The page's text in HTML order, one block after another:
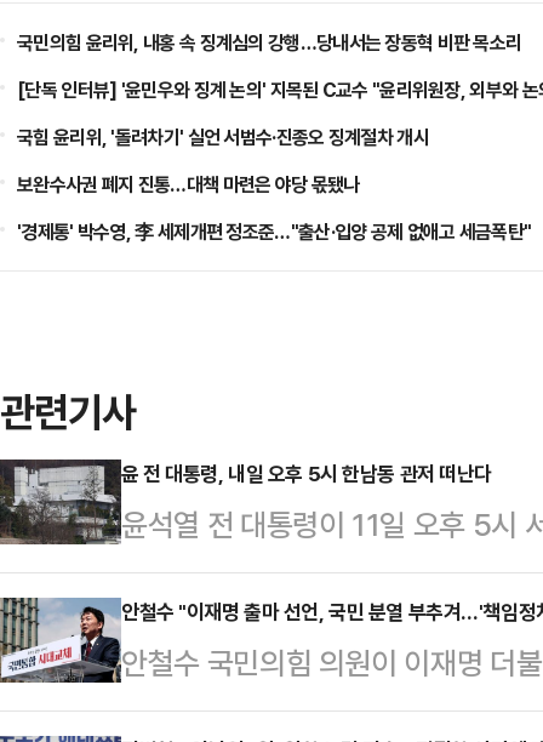
국민의힘 윤리위, 내홍 속 징계심의 강행…당내서는 장동혁 비판 목소리
[단독 인터뷰] '윤민우와 징계 논의' 지목된 C교수 "윤리위원장, 외부와
국힘 윤리위, '돌려차기' 실언 서범수·진종오 징계절차 개시
보완수사권 폐지 진통…대책 마련은 야당 몫됐나
'경제통' 박수영, 李 세제개편 정조준…"출산·입양 공제 없애고 세금폭탄"
관련기사
윤 전 대통령, 내일 오후 5시 한남동 관저 떠난다
윤석열 전 대통령이 11일 오후 5시
이동한다.윤 전 대통령 측 관계자
저로 이동한다"며 "대통령실 수석
다"고 밝혔다.이 관계자는 "별도의
할지 등은 정해진 바 없다"고 했다.
안철수 "이재명 출마 선언, 국민 분열 부추겨…'책임
안철수 국민의힘 의원이 이재명 더
관련해 "감성에 기대어 현실을 호